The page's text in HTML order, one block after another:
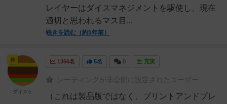
レイヤーはダイスマネジメントを駆使し、現在
適切と思われるマス目...
続きを読む（約5年前）
1366名 5名 0 充実
レーティングが非公開に設定されたユーザー
（これは製品版ではなく、プリントアンドプレ
神
ダイスケ